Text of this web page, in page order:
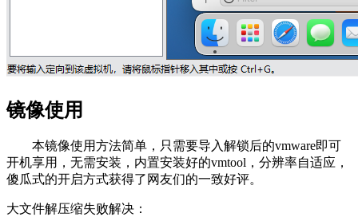
镜像使用
本镜像使用方法简单，只需要导入解锁后的vmware即可
开机享用，无需安装，内置安装好的vmtool，分辨率自适应，
傻瓜式的开启方式获得了网友们的一致好评。
大文件解压缩失败解决：